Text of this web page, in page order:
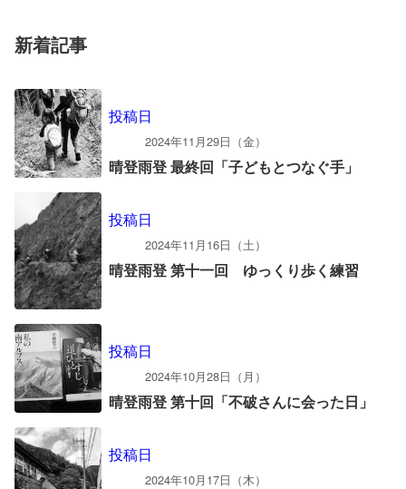
新着記事
投稿日
2024年11月29日（金）
晴登雨登 最終回「子どもとつなぐ手」
投稿日
2024年11月16日（土）
晴登雨登 第十一回 ゆっくり歩く練習
投稿日
2024年10月28日（月）
晴登雨登 第十回「不破さんに会った日」
投稿日
2024年10月17日（木）